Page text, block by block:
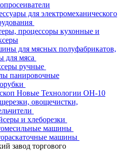
для электромеханического
процессоры кухонные и
для мясных полуфабрикатов,
для мяса
ручные
панировочные
Новые Технологии ОН-10
овощечистки,
и хлеборезки
машины
машины
завод торгового